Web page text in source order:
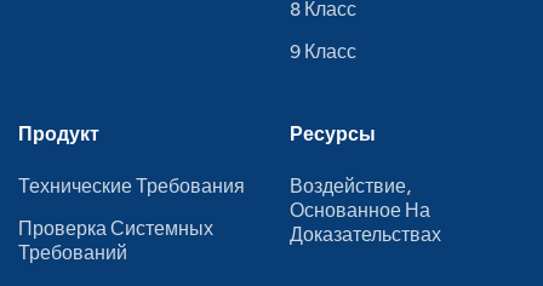
8 Класс
9 Класс
Продукт
Технические Требования
Проверка Системных
Требований
Ресурсы
Воздействие,
Основанное На
Доказательствах